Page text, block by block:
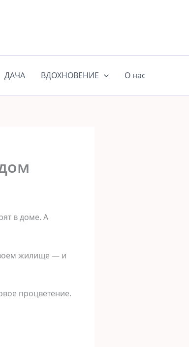
ДАЧА ВДОХНОВЕНИЕ О нас
в доме. А
жилище — и
процветение.